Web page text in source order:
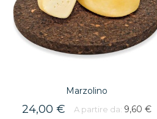
Marzolino
24,00 € A partire da: 9,60 €